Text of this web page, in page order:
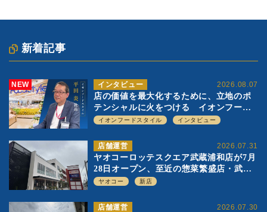
新着記事
NEW 2026.08.07
インタビュー
店の価値を最大化するために、立地のポ
テンシャルに火をつける イオンフード
スタイル 平田 炎社長
イオンフードスタイル インタビュー
2026.07.31
店舗運営
ヤオコーロッテスクエア武蔵浦和店が7月
28日オープン、至近の惣菜繁盛店・武蔵
浦和店とは生鮮強化、ですみ分け
ヤオコー 新店
2026.07.30
店舗運営